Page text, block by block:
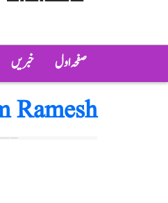
صفحہ اول خبریں
Ramesh